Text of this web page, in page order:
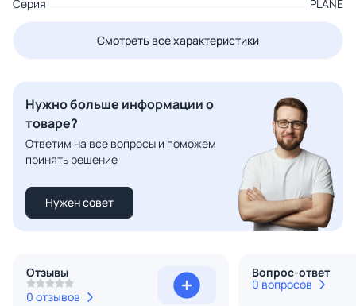
Серия
PLANE
Смотреть все характеристики
Нужно больше информации о
товаре?
Ответим на все вопросы и поможем
принять решение
Нужен совет
Отзывы
0 отзывов
Вопрос-ответ
0 вопросов